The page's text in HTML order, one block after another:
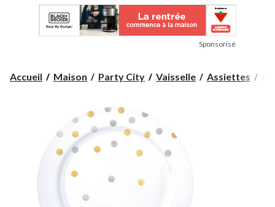
Sponsorisé
Accueil Maison Party City Vaisselle Assiettes